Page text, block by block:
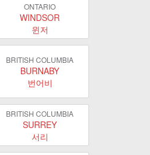
ONTARIO
WINDSOR
윈저
BRITISH COLUMBIA
BURNABY
번어비
BRITISH COLUMBIA
SURREY
서리